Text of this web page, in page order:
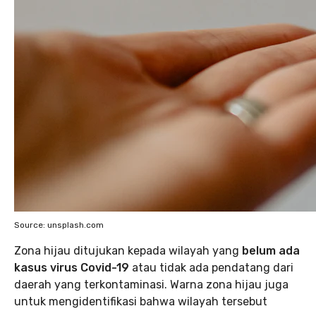
Source: unsplash.com
Zona hijau ditujukan kepada wilayah yang belum ada
kasus virus Covid-19 atau tidak ada pendatang dari
daerah yang terkontaminasi. Warna zona hijau juga
untuk mengidentifikasi bahwa wilayah tersebut